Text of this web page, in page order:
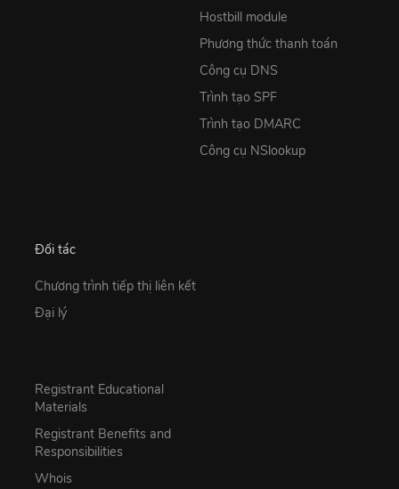
Hostbill module
Phương thức thanh toán
Công cụ DNS
Trình tạo SPF
Trình tạo DMARC
Công cụ NSlookup
Đối tác
Chương trình tiếp thị liên kết
Đại lý
Registrant Educational
Materials
Registrant Benefits and
Responsibilities
Whois